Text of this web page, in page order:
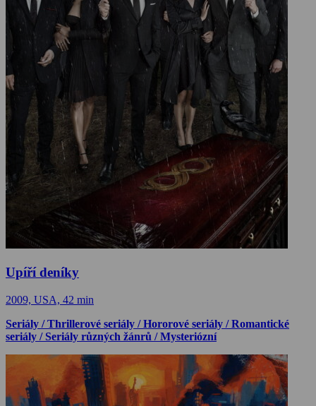
Upíří deníky
2009, USA, 42 min
Seriály / Thrillerové seriály / Hororové seriály / Romantické
seriály / Seriály různých žánrů / Mysteriózní